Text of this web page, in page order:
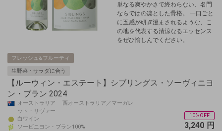
単なる爽やかさで終わらない、名門
ならではの凛とした骨格。 一口ごと
に五感が研ぎ澄まされるような、こ
の地を代表する清涼なるエッセンス
をぜひ愉しんでください。
フレッシュ&フルーティ
生野菜・サラダに合う
【ルーウィン・エステート】シブリングス・ソーヴィニヨ
ン・ブラン 2024
オーストラリア 西オーストラリア／マーガレ
ット・リヴァー
白ワイン
ソービニヨン・ブラン100%
10%OFF
3,240 円